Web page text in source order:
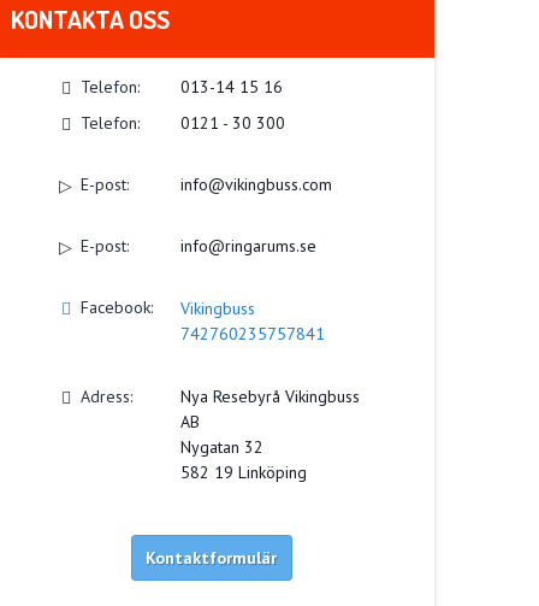
KONTAKTA OSS
Telefon:
013-14 15 16
Telefon:
0121 - 30 300
E-post: info@vikingbuss.com
E-post: info@ringarums.se
Facebook:
Vikingbuss
742760235757841
Adress:
Nya Resebyrå Vikingbuss
AB
Nygatan 32
582 19 Linköping
Kontaktformulär